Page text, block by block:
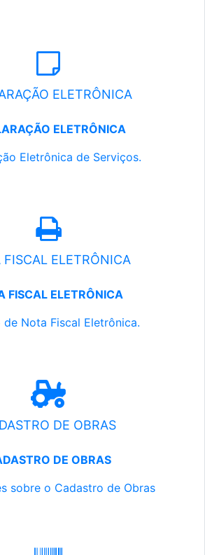
ELETRÔNICA
ELETRÔNICA
Eletrônica de Serviços.
FISCAL ELETRÔNICA
FISCAL ELETRÔNICA
de Nota Fiscal Eletrônica.
DE OBRAS
DE OBRAS
sobre o Cadastro de Obras